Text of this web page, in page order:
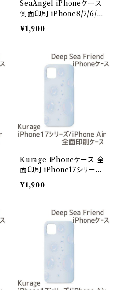
SeaAngel iPhoneケース
側面印刷 iPhone8/7/6/6
s/SE2/SE3【Deep Sea Fr
iends】
¥1,900
Kurage iPhoneケース 全
面印刷 iPhone17シリーズ
/ iPhoneAir【Deep Sea F
riends】/iPhone17Pro
¥1,900